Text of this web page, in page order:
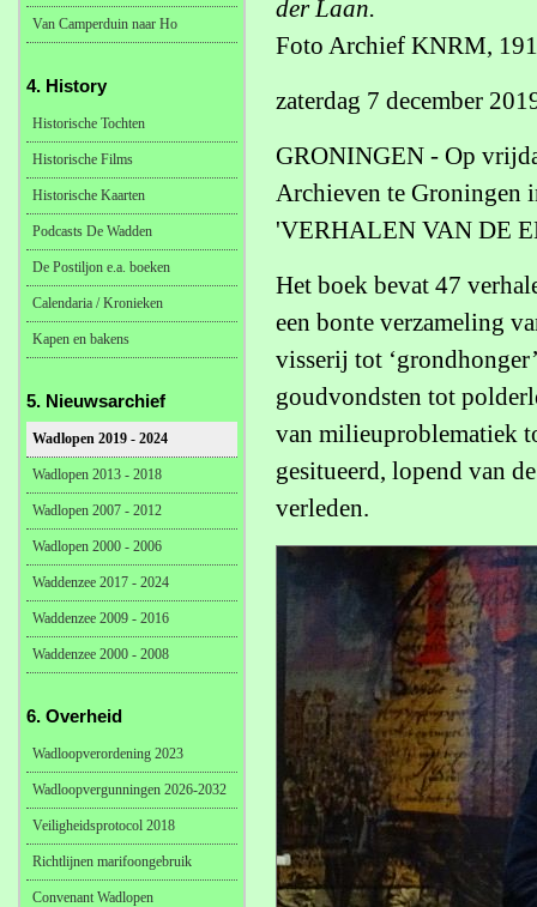
der Laan.
Foto Archief KNRM,
zaterdag 7 december
GRONINGEN - Op
Archieven te Groningen
'VERHALEN VAN DE
Het boek bevat 47
een bonte verzameling
visserij tot
goudvondsten tot
van milieuproblematiek
gesitueerd, lopend van
verleden.
Van Camperduin naar Ho
4. History
Historische Tochten
Historische Films
Historische Kaarten
Podcasts De Wadden
De Postiljon e.a. boeken
Calendaria / Kronieken
Kapen en bakens
5. Nieuwsarchief
Wadlopen 2019 - 2024
Wadlopen 2013 - 2018
Wadlopen 2007 - 2012
Wadlopen 2000 - 2006
Waddenzee 2017 - 2024
Waddenzee 2009 - 2016
Waddenzee 2000 - 2008
6. Overheid
Wadloopverordening 2023
Wadloopvergunningen 2026-2032
Veiligheidsprotocol 2018
Richtlijnen marifoongebruik
Convenant Wadlopen